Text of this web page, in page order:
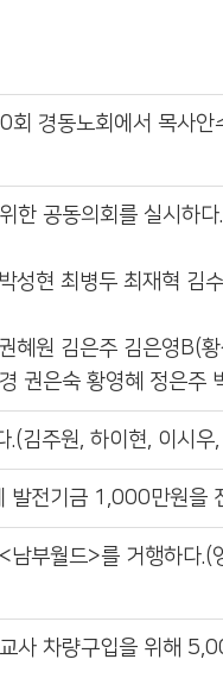
회 경동노회에서 목사안
한 공동의회를 실시하다.
성현 최병두 최재혁 김
혜원 김은주 김은영B(
권은숙 황영혜 정은주
.(김주원, 하이현, 이시우
발전기금 1,000만원을
남부월드>를 거행하다.(
사 차량구입을 위해